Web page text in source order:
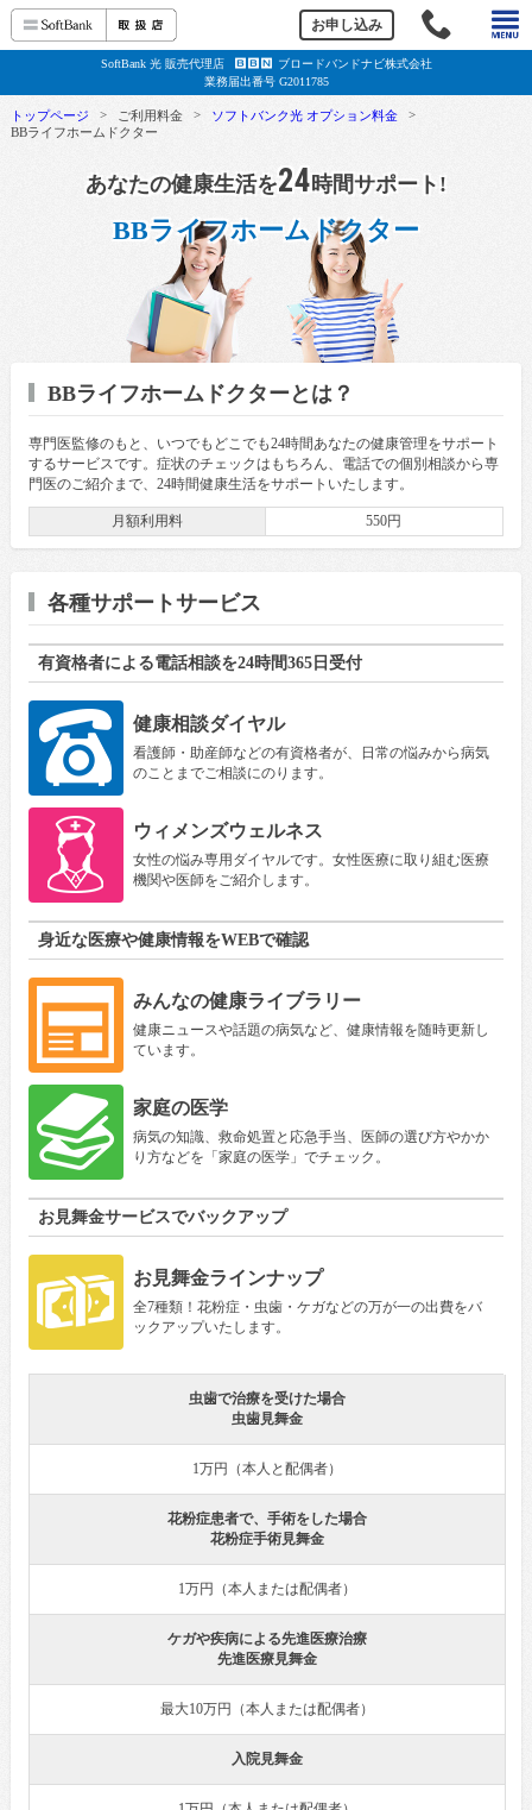
お申し込み e
SoftBank 光 販売代理店 B B N
ブロードバンドナビ株式会社
業務届出番号 G2011785
トップページ > ご利用料金 > ソフトバンク光 オプション料金
>
BBライフホームドクター
あなたの健康生活を24時間サポート!
BBライフホームドクター
BBライフホームドクターとは？
専門医監修のもと、いつでもどこでも24時間あなたの健康管理をサポート
するサービスです。症状のチェックはもちろん、電話での個別相談から専
門医のご紹介まで、24時間健康生活をサポートいたします。
月額利用料 550円
各種サポートサービス
有資格者による電話相談を24時間365日受付
健康相談ダイヤル
看護師・助産師などの有資格者が、日常の悩みから病気
のことまでご相談にのります。
ウィメンズウェルネス
女性の悩み専用ダイヤルです。女性医療に取り組む医療
機関や医師をご紹介します。
身近な医療や健康情報をWEBで確認
みんなの健康ライブラリー
健康ニュースや話題の病気など、健康情報を随時更新し
ています。
家庭の医学
病気の知識、救命処置と応急手当、医師の選び方やかか
り方などを「家庭の医学」でチェック。
お見舞金サービスでバックアップ
お見舞金ラインナップ
全7種類！花粉症・虫歯・ケガなどの万が一の出費をバ
ックアップいたします。
虫歯で治療を受けた場合
虫歯見舞金
1万円（本人と配偶者）
花粉症患者で、手術をした場合
花粉症手術見舞金
1万円（本人または配偶者）
ケガや疾病による先進医療治療
先進医療見舞金
最大10万円（本人または配偶者）
入院見舞金